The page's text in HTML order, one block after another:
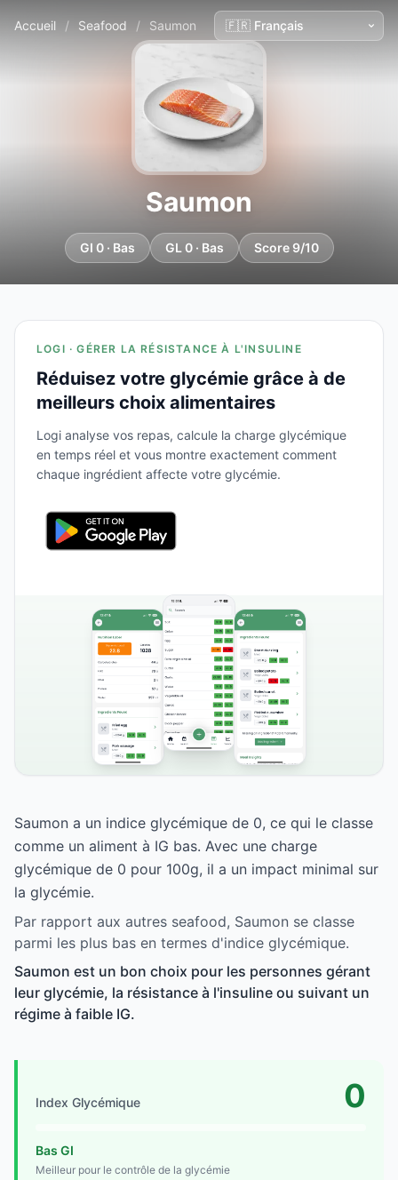
Accueil / Seafood / Saumon
Saumon
GI 0 · Bas GL 0 · Bas Score 9/10
LOGI · GÉRER LA RÉSISTANCE À L'INSULINE
Réduisez votre glycémie grâce à de
meilleurs choix alimentaires
Logi analyse vos repas, calcule la charge glycémique
en temps réel et vous montre exactement comment
chaque ingrédient affecte votre glycémie.
Saumon a un indice glycémique de 0, ce qui le classe
comme un aliment à IG bas. Avec une charge
glycémique de 0 pour 100g, il a un impact minimal sur
la glycémie.
Par rapport aux autres seafood, Saumon se classe
parmi les plus bas en termes d'indice glycémique.
Saumon est un bon choix pour les personnes gérant
leur glycémie, la résistance à l'insuline ou suivant un
régime à faible IG.
Index Glycémique 0
Bas GI
Meilleur pour le contrôle de la glycémie